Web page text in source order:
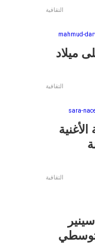
التقافية
ميلاد
التقافية
التقافية